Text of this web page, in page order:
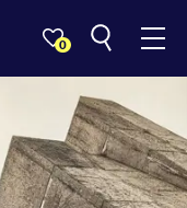
0